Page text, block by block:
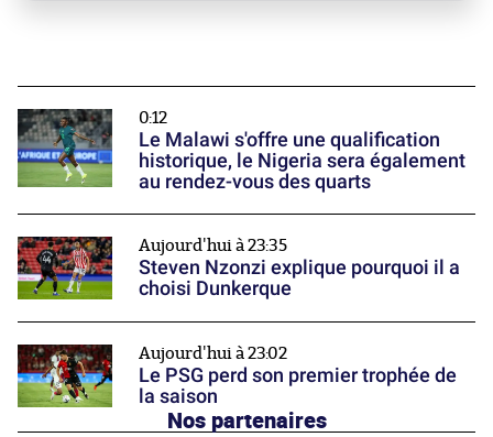
0:12
Le Malawi s'offre une qualification
historique, le Nigeria sera également
au rendez-vous des quarts
Aujourd'hui à 23:35
Steven Nzonzi explique pourquoi il a
choisi Dunkerque
Aujourd'hui à 23:02
Le PSG perd son premier trophée de
la saison
Nos partenaires